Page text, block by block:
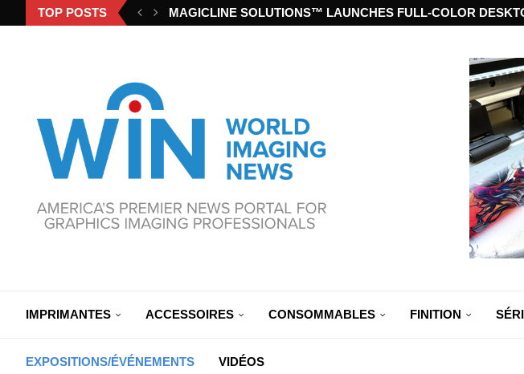
TOP POSTS MAGICLINE SOLUTIONS™ LAUNCHES FULL-COLOR
IMPRIMANTES ACCESSOIRES CONSOMMABLES FINITION
EXPOSITIONS/ÉVÉNEMENTS VIDÉOS